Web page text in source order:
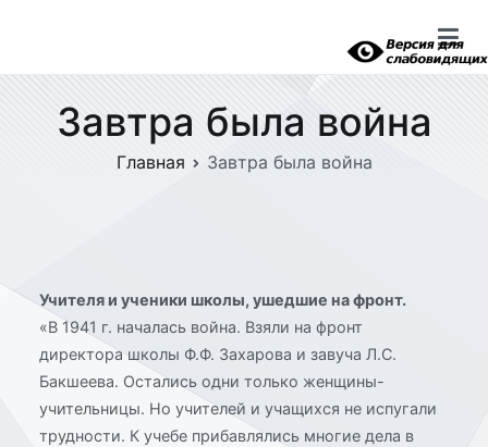
Завтра была война
Главная Завтра была война
Учителя и ученики школы, ушедшие на фронт.
«В 1941 г. началась война. Взяли на фронт
директора школы Ф.Ф. Захарова и завуча Л.С.
Бакшеева. Остались одни только женщины-
учительницы. Но учителей и учащихся не испугали
трудности. К учебе прибавлялись многие дела в